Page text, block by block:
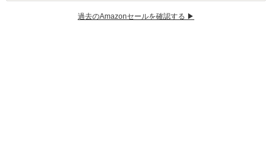
過去のAmazonセールを確認する ▶︎